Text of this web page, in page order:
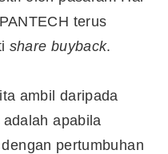
terus
share buyback.
ambil daripada
apabila
pertumbuhan